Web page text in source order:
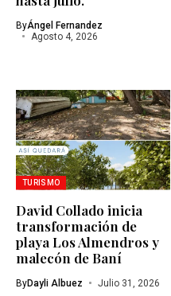
ByÁngel Fernandez
Agosto 4, 2026
TURISMO
David Collado inicia
transformación de
playa Los Almendros y
malecón de Baní
ByDayli Albuez Julio 31, 2026